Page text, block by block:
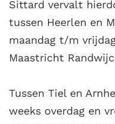
Sittard vervalt
tussen Heerlen en
maandag t/m
Maastricht
Tussen Tiel en
weeks overdag en